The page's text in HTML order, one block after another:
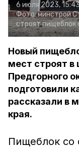
6 июля 2023,
Фото:минстрой
строят пищеблок
Новый
мест строят
Предгорного
подготовили
рассказали в
края.
Пищеблок со